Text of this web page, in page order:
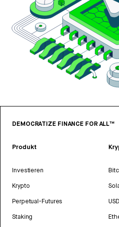
DEMOCRATIZE FINANCE FOR ALL™
Produkt
Investieren
Krypto
Perpetual-Futures
Staking